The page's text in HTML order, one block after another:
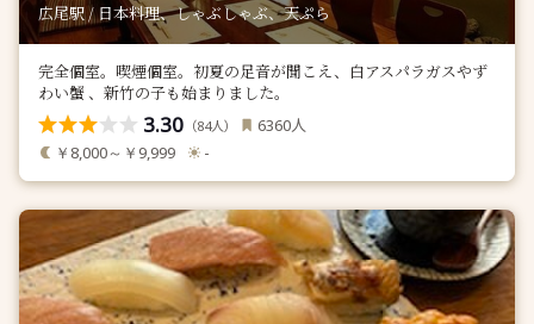
広尾駅 / 日本料理、しゃぶしゃぶ、天ぷら
完全個室。喫煙個室。初夏の足音が聞こえ、白アスパラガスやず
わい蟹 、新竹の子も始まりました。
3.30 （84人） 6360人
￥8,000～￥9,999 -